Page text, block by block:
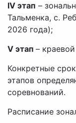
IV этап –
Тальменка, с.
2026 года);
V этап –
Конкретные
этапов
соревнований.
Расписание